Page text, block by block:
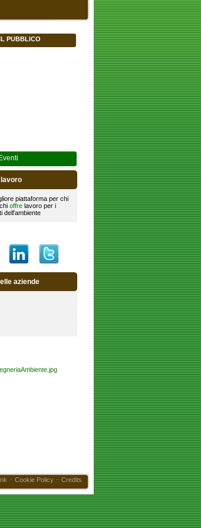
PUBBLICO
piattaforma per chi
offre lavoro per i
dell'ambiente
aziende
- Cookie Policy - Credits